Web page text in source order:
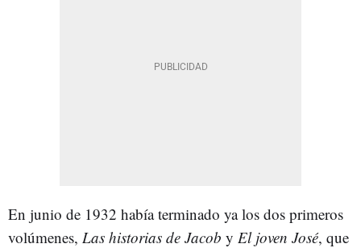
En junio de 1932 había terminado ya los dos primeros
volúmenes, Las historias de Jacob y El joven José, que